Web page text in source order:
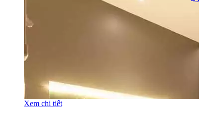
Xem chi tiết